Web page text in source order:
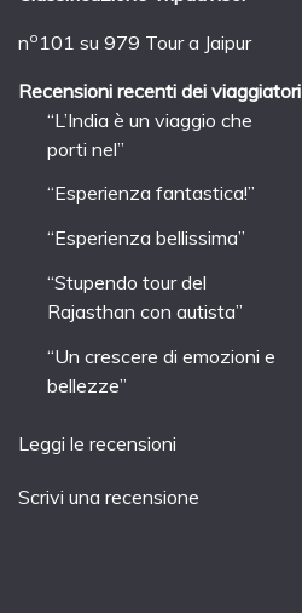
no 101 su 979 Tour a Jaipur
Recensioni recenti dei viaggiatori
“L’India è un viaggio che
porti nel”
“Esperienza fantastica!”
“Esperienza bellissima”
“Stupendo tour del
Rajasthan con autista”
“Un crescere di emozioni e
bellezze”
Leggi le recensioni
Scrivi una recensione